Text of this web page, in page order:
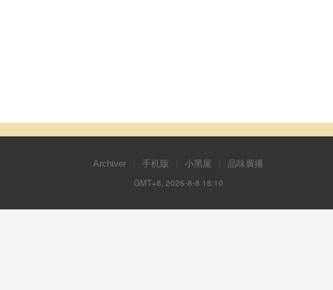
Archiver 手机版 小黑屋 品味廣播
GMT+8, 2026-8-8 18:10